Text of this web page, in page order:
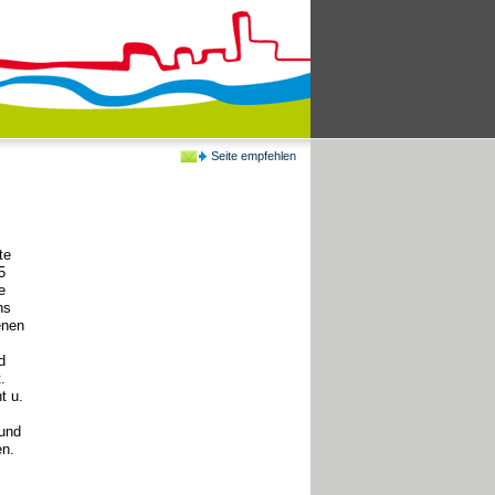
Seite empfehlen
u.